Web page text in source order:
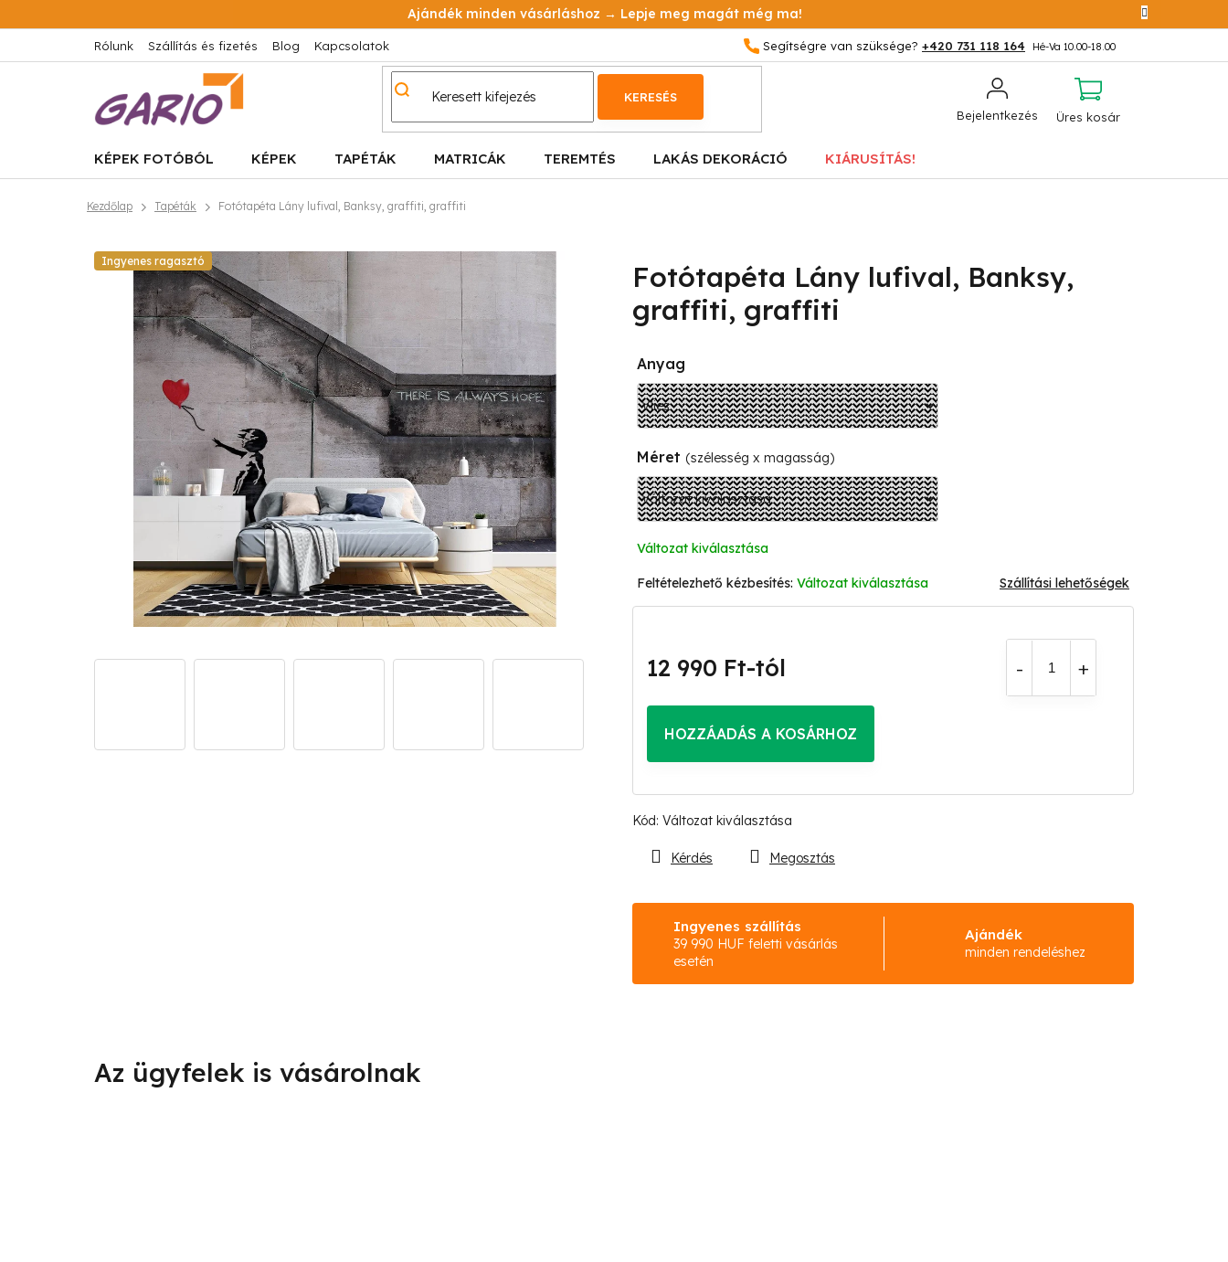
a
tartalomhoz
Ajándék minden vásárláshoz → Lepje meg magát még ma!
+420 731 118 164
Rólunk Szállítás és fizetés Blog Kapcsolatok
Bejelentkezés
KERESÉS
KOSÁR
Üres kosár
KÉPEK FOTÓBÓL KÉPEK TAPÉTÁK MATRICÁK TEREMTÉS LAKÁS DEKORÁCIÓ KIÁRUSÍTÁS!
Kezdőlap Tapéták Fotótapéta Lány lufival, Banksy, graffiti, graffiti
Ingyenes ragasztó
Fotótapéta Lány lufival, Banksy,
graffiti, graffiti
Kód: Változat kiválasztása
Anyag
Méret (szélesség x magasság)
Változat kiválasztása
Változat kiválasztása Szállítási lehetőségek
12 990 Ft-tól
HOZZÁADÁS A KOSÁRHOZ
Ingyenes szállítás
39 990 HUF feletti vásárlás
esetén
Ajándék
minden rendeléshez
Kérdés Megosztás